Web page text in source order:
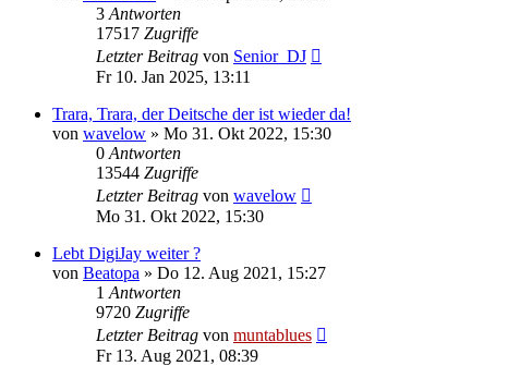
3 Antworten
17517 Zugriffe
Letzter Beitrag von Senior_DJ
Fr 10. Jan 2025, 13:11
Trara, Trara, der Deitsche der ist wieder da!
von wavelow » Mo 31. Okt 2022, 15:30
0 Antworten
13544 Zugriffe
Letzter Beitrag von wavelow
Mo 31. Okt 2022, 15:30
Lebt DigiJay weiter ?
von Beatopa » Do 12. Aug 2021, 15:27
1 Antworten
9720 Zugriffe
Letzter Beitrag von muntablues
Fr 13. Aug 2021, 08:39